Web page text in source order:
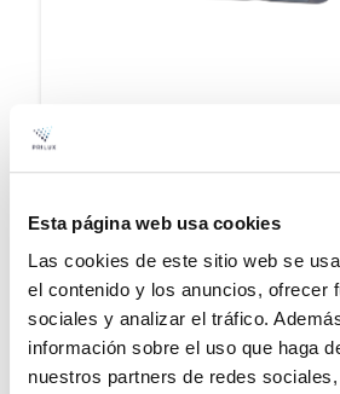
Esta página web usa cookies
Las cookies de este sitio web se
el contenido y los anuncios, ofrecer
sociales y analizar el tráfico.
información sobre el uso que haga
nuestros partners de redes
KERA
Voir la famille